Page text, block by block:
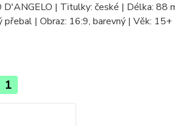
| Titulky: české | Délka: 88
přebal | Obraz: 16:9, barevný | Věk: 15+
1